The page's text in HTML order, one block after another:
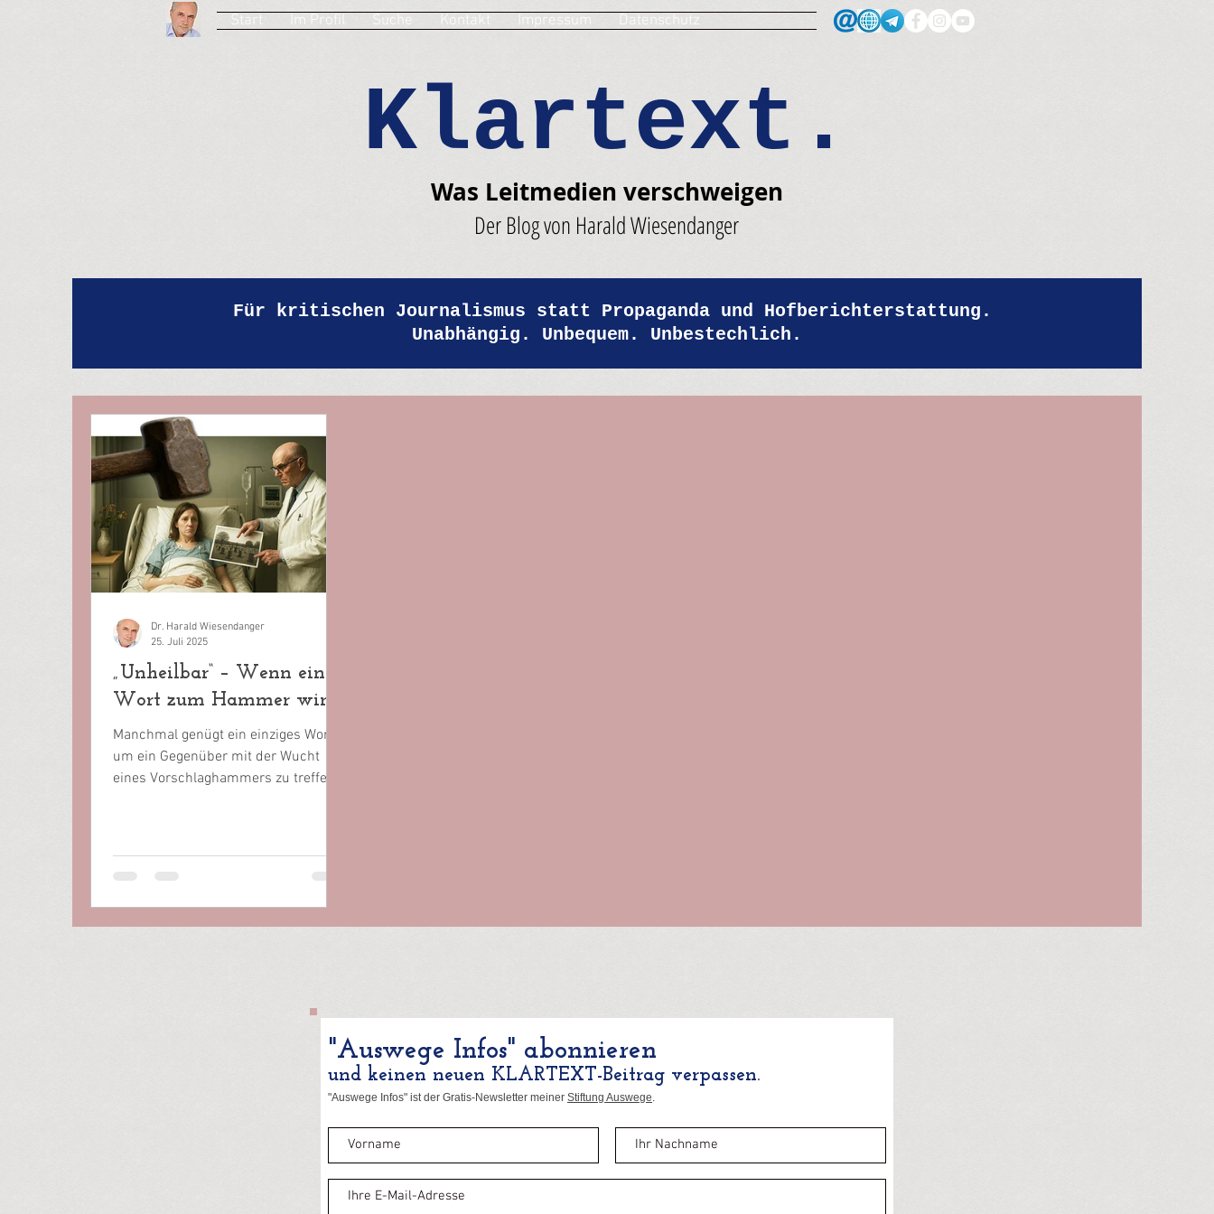
Start Im Profil Suche Kontakt Impressum Datenschutz
Klartext.
Was Leitmedien verschweigen
Der Blog von Harald Wiesendanger
Für kritischen Journalismus statt Propaganda und Hofberichterstattung.
Unabhängig. Unbequem. Unbestechlich.
„Unheilbar“ – Wenn ein
Wort zum Hammer wird
Manchmal genügt ein einziges Wort,
um ein Gegenüber mit der Wucht
eines Vorschlaghammers zu treffen.
Dr. Harald Wiesendanger
25. Juli 2025
"Auswege Infos" abonnieren
und keinen neuen KLARTEXT-Beitrag verpassen.
"Auswege Infos" ist der Gratis-Newsletter meiner Stiftung Auswege